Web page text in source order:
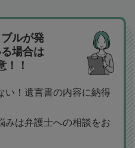
ルが発
場合は
！！
い！遺言書の内容に納得
みは弁護士への相談をお